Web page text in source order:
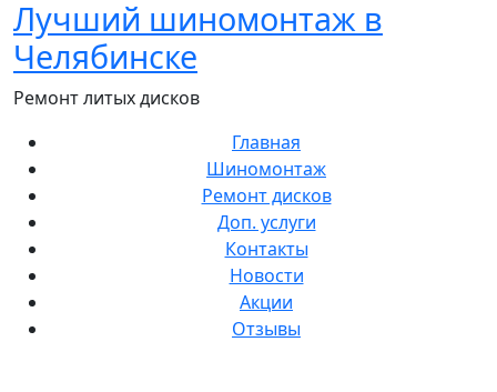
Перейти
содержанию
Лучший шиномонтаж в
Челябинске
Ремонт литых дисков
Главная
Шиномонтаж
Ремонт дисков
Доп. услуги
Контакты
Новости
Акции
Отзывы